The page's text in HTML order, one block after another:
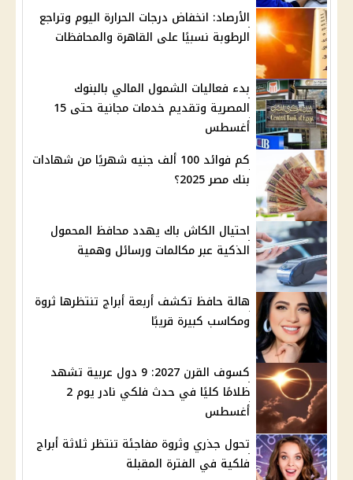
الأرصاد: انخفاض درجات الحرارة اليوم وتراجع
الرطوبة نسبيًا على القاهرة والمحافظات
بدء فعاليات الشمول المالي بالبنوك
المصرية وتقديم خدمات مجانية حتى 15
أغسطس
كم فوائد 100 ألف جنيه شهريًا من شهادات
بنك مصر 2025؟
احتيال الكاش باك يهدد محافظ المحمول
الذكية عبر مكالمات ورسائل وهمية
هالة حافظ تكشف أربعة أبراج تنتظرها ثروة
ومكاسب كبيرة قريبًا
كسوف القرن 2027: 9 دول عربية تشهد
ظلامًا كليًا في حدث فلكي نادر يوم 2
أغسطس
تحول جذري وثروة مفاجئة تنتظر ثلاثة أبراج
فلكية في الفترة المقبلة